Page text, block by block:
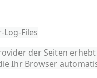
Log-Files
der Seiten
Ihr Browser